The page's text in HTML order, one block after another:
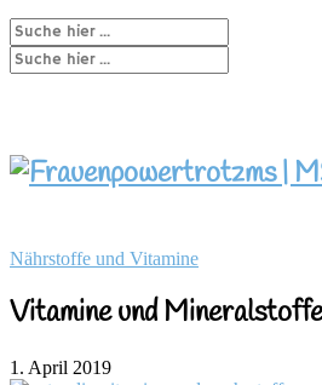
Nährstoffe und Vitamine
Vitamine und
1. April 2019